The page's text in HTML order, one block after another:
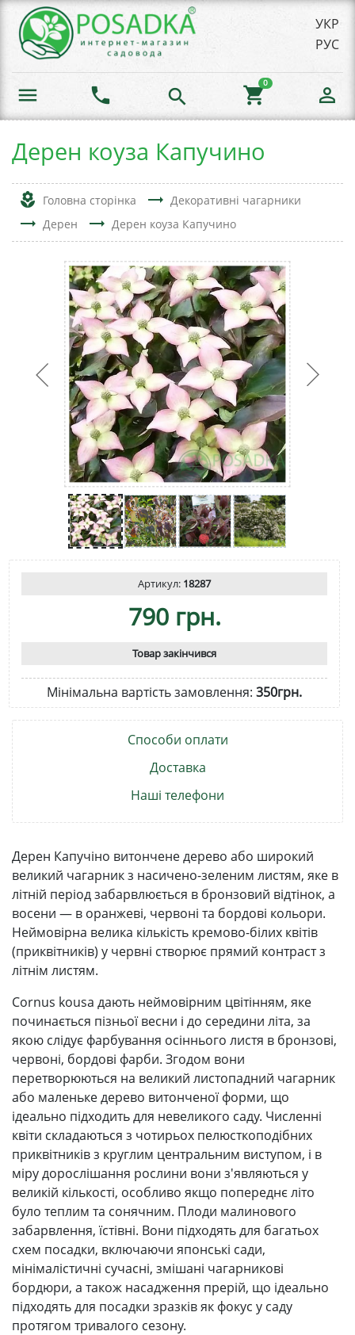
УКР
РУС
menu phone search shopping_cart
0
person_outline
Дерен коуза Капучино
local_florist Головна сторінка trending_flat Декоративні чагарники
trending_flat Дерен trending_flat Дерен коуза Капучино
Артикул: 18287
790 грн.
Товар закінчився
Мінімальна вартість замовлення: 350грн.
Способи оплати
Доставка
Наші телефони
Дерен Капучіно витончене дерево або широкий
великий чагарник з насичено-зеленим листям, яке в
літній період забарвлюється в бронзовий відтінок, а
восени — в оранжеві, червоні та бордові кольори.
Неймовірна велика кількість кремово-білих квітів
(приквітників) у червні створює прямий контраст з
літнім листям.
Cornus kousa дають неймовірним цвітінням, яке
починається пізньої весни і до середини літа, за
якою слідує фарбування осіннього листя в бронзові,
червоні, бордові фарби. Згодом вони
перетворюються на великий листопадний чагарник
або маленьке дерево витонченої форми, що
ідеально підходить для невеликого саду. Численні
квіти складаються з чотирьох пелюсткоподібних
приквітників з круглим центральним виступом, і в
міру дорослішання рослини вони з'являються у
великій кількості, особливо якщо попереднє літо
було теплим та сонячним. Плоди малинового
забарвлення, їстівні. Вони підходять для багатьох
схем посадки, включаючи японські сади,
мінімалістичні сучасні, змішані чагарникові
бордюри, а також насадження прерій, що ідеально
підходять для посадки зразків як фокус у саду
протягом тривалого сезону.